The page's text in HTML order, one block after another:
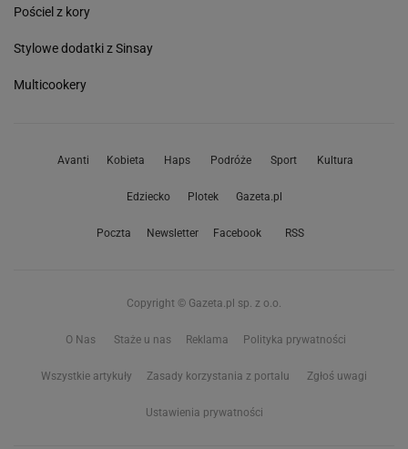
Pościel z kory
Stylowe dodatki z Sinsay
Multicookery
Avanti Kobieta Haps Podróże Sport Kultura
Edziecko Plotek Gazeta.pl
Poczta Newsletter Facebook RSS
Copyright © Gazeta.pl sp. z o.o.
O Nas Staże u nas Reklama Polityka prywatności
Wszystkie artykuły Zasady korzystania z portalu Zgłoś uwagi
Ustawienia prywatności